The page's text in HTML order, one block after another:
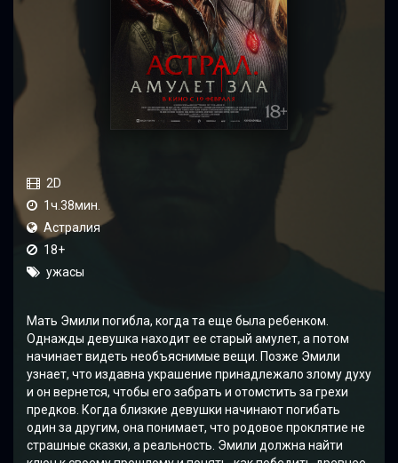
2D
1ч.38мин.
Астралия
18+
ужасы
Мать Эмили погибла, когда та еще была ребенком.
Однажды девушка находит ее старый амулет, а потом
начинает видеть необъяснимые вещи. Позже Эмили
узнает, что издавна украшение принадлежало злому духу
и он вернется, чтобы его забрать и отомстить за грехи
предков. Когда близкие девушки начинают погибать
один за другим, она понимает, что родовое проклятие не
страшные сказки, а реальность. Эмили должна найти